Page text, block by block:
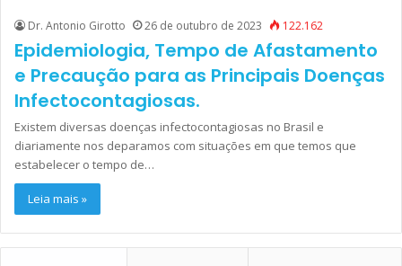
Dr. Antonio Girotto 26 de outubro de 2023 122.162
Epidemiologia, Tempo de Afastamento
e Precaução para as Principais Doenças
Infectocontagiosas.
Existem diversas doenças infectocontagiosas no Brasil e
diariamente nos deparamos com situações em que temos que
estabelecer o tempo de…
Leia mais »